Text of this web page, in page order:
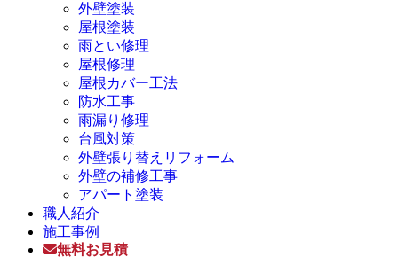
外壁塗装
屋根塗装
雨とい修理
屋根修理
屋根カバー工法
防水工事
雨漏り修理
台風対策
外壁張り替えリフォーム
外壁の補修工事
アパート塗装
職人紹介
施工事例
無料お見積